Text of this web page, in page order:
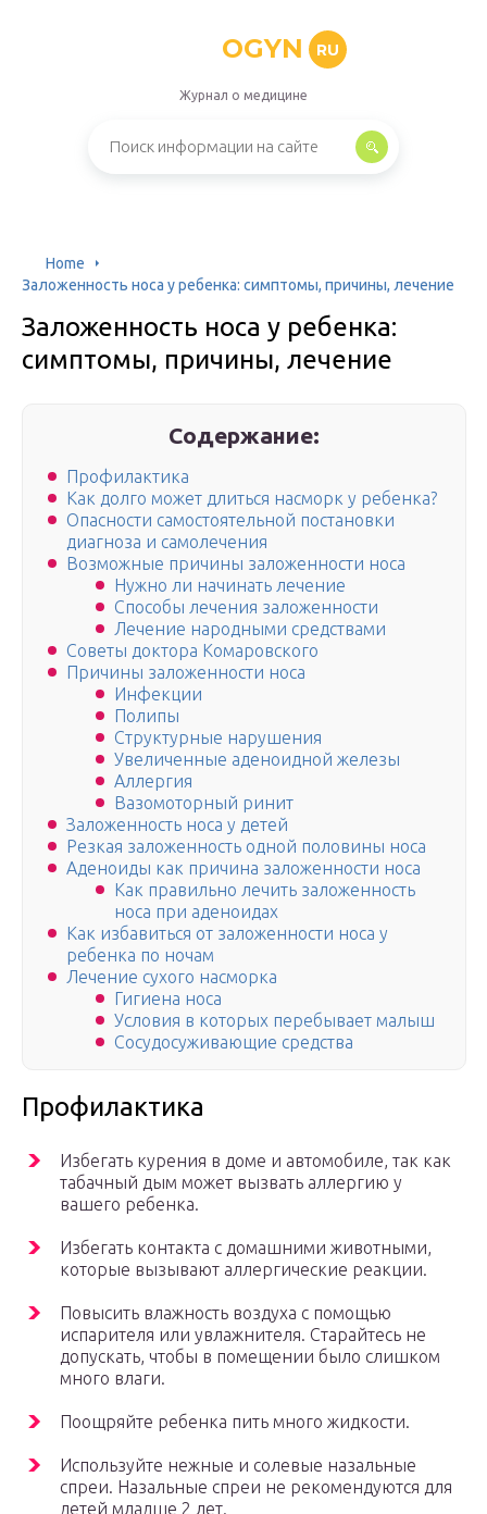
OGYN RU
Журнал о медицине
Home
Заложенность носа у ребенка: симптомы, причины, лечение
Заложенность носа у ребенка:
симптомы, причины, лечение
Содержание:
Профилактика
Как долго может длиться насморк у ребенка?
Опасности самостоятельной постановки
диагноза и самолечения
Возможные причины заложенности носа
Нужно ли начинать лечение
Способы лечения заложенности
Лечение народными средствами
Советы доктора Комаровского
Причины заложенности носа
Инфекции
Полипы
Структурные нарушения
Увеличенные аденоидной железы
Аллергия
Вазомоторный ринит
Заложенность носа у детей
Резкая заложенность одной половины носа
Аденоиды как причина заложенности носа
Как правильно лечить заложенность
носа при аденоидах
Как избавиться от заложенности носа у
ребенка по ночам
Лечение сухого насморка
Гигиена носа
Условия в которых перебывает малыш
Сосудосуживающие средства
Профилактика
Избегать курения в доме и автомобиле, так как
табачный дым может вызвать аллергию у
вашего ребенка.
Избегать контакта с домашними животными,
которые вызывают аллергические реакции.
Повысить влажность воздуха с помощью
испарителя или увлажнителя. Старайтесь не
допускать, чтобы в помещении было слишком
много влаги.
Поощряйте ребенка пить много жидкости.
Используйте нежные и солевые назальные
спреи. Назальные спреи не рекомендуются для
детей младше 2 лет.